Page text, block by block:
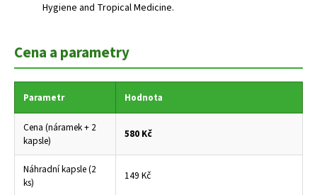
Hygiene and Tropical Medicine.
Cena a parametry
Parametr Hodnota
Cena (náramek + 2
kapsle)
580 Kč
Náhradní kapsle (2
ks)
149 Kč